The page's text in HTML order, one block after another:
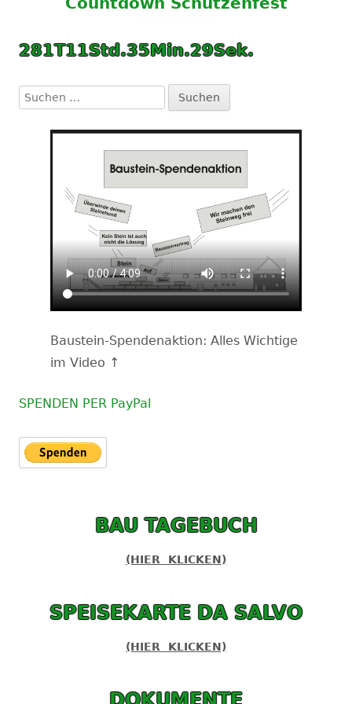
281T11Std.35Min.28Sek.
Suchen
nach:
Baustein-Spendenaktion: Alles Wichtige
im Video ↑
SPENDEN PER PayPal
BAU TAGEBUCH
(HIER KLICKEN)
SPEISEKARTE DA SALVO
(HIER KLICKEN)